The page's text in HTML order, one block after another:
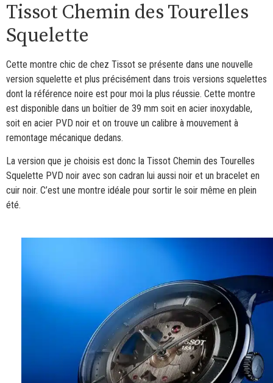
Tissot Chemin des Tourelles
Squelette
Cette montre chic de chez Tissot se présente dans une nouvelle
version squelette et plus précisément dans trois versions squelettes
dont la référence noire est pour moi la plus réussie. Cette montre
est disponible dans un boîtier de 39 mm soit en acier inoxydable,
soit en acier PVD noir et on trouve un calibre à mouvement à
remontage mécanique dedans.
La version que je choisis est donc la Tissot Chemin des Tourelles
Squelette PVD noir avec son cadran lui aussi noir et un bracelet en
cuir noir. C’est une montre idéale pour sortir le soir même en plein
été.